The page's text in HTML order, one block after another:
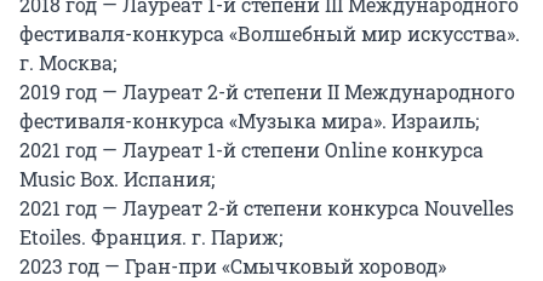
фестиваля-конкурса «Волшебный мир искусства».
г. Москва;
2019 год — Лауреат 2-й степени II Международного
фестиваля-конкурса «Музыка мира». Израиль;
2021 год — Лауреат 1-й степени Online конкурса
Music Box. Испания;
2021 год — Лауреат 2-й степени конкурса Nouvelles
Etoiles. Франция. г. Париж;
2023 год — Гран-при «Смычковый хоровод»